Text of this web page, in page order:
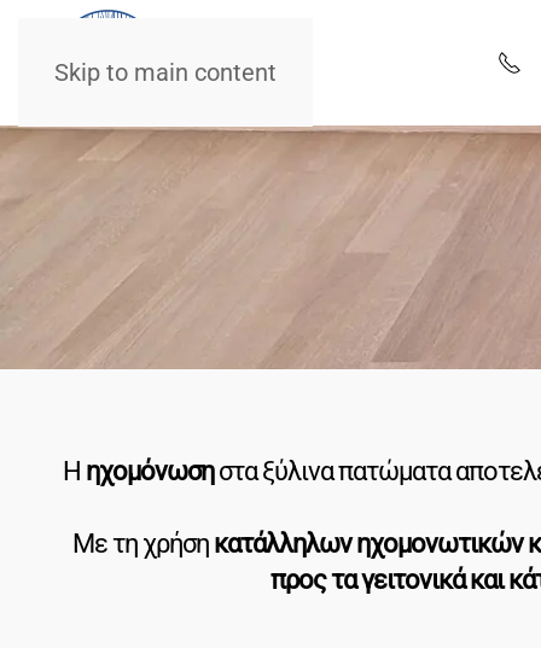
Skip to main content
Η ηχομόνωσηστα ξύλινα πατώματα
Με τη χρήση κατάλληλων ηχομονωτικών
προς τα γειτονικά και